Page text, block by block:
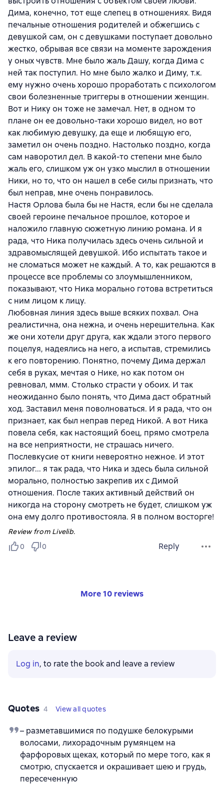
Дима, конечно, тот еще слепец в отношениях. Видя
печальные отношения родителей и обжегшись с
девушкой сам, он с девушками поступает довольно
жестко, обрывая все связи на моменте зарождения
у оных чувств. Мне было жаль Дашу, когда Дима с
ней так поступил. Но мне было жалко и Диму, т.к.
ему нужно очень хорошо проработать с психологом
свои болезненные триггеры в отношении женщин.
Вот и Нику он тоже не замечал. Нет, в одном то
плане он ее довольно-таки хорошо видел, но вот
как любимую девушку, да еще и любящую его,
заметил он очень поздно. Настолько поздно, когда
сам наворотил дел. В какой-то степени мне было
жаль его, слишком уж он узко мыслил в отношении
Ники, но то, что он нашел в себе силы признать, что
был неправ, мне очень понравилось.
Настя Орлова была бы не Настя, если бы не сделала
своей героине печальное прошлое, которое и
наложило главную сюжетную линию романа. И я
рада, что Ника получилась здесь очень сильной и
здравомыслящей девушкой. Ибо испытать такое и
не сломаться может не каждый. А то, как решаются в
процессе все проблемы со злоумышленником,
показывают, что Ника морально готова встретиться
с ним лицом к лицу.
Любовная линия здесь выше всяких похвал. Она
реалистична, она нежна, и очень нерешительна. Как
же они хотели друг друга, как ждали этого первого
поцелуя, надеялись на него, а испытав, стремились
к его повторению. Понятно, почему Дима держал
себя в руках, мечтая о Нике, но как потом он
ревновал, ммм. Столько страсти у обоих. И так
неожиданно было понять, что Дима даст обратный
ход. Заставил меня поволноваться. И я рада, что он
признает, как был неправ перед Никой. А вот Ника
повела себя, как настоящий боец, прямо смотрела
на все неприятности, не страшась ничего.
Послевкусие от книги невероятно нежное. И этот
эпилог... я так рада, что Ника и здесь была сильной
морально, полностью закрепив их с Димой
отношения. После таких активный действий он
никогда на сторону смотреть не будет, слишком уж
она ему долго противостояла. Я в полном восторге!
Review from Livelib.
0
0 Reply
More 10 reviews
Leave a review
Log in, to rate the book and leave a review
Quotes 4 View all quotes
– разметавшимися по подушке белокурыми
волосами, лихорадочным румянцем на
фарфоровых щеках, который по мере того, как я
смотрю, спускается и окрашивает шею и грудь,
пересеченную